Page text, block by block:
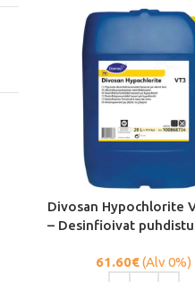
Divosan Hypochlorite
– Desinfioivat
61.60€(Alv 0%)